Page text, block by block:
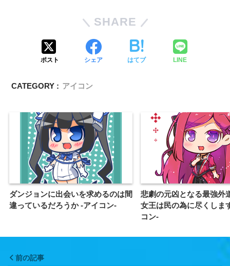
SHARE
ポスト シェア はてブ LINE
CATEGORY : アイコン
ダンジョンに出会いを求めるのは間
違っているだろうか -アイコン-
悲劇の元凶となる最強外
女王は民の為に尽くしま
コン-
前の記事